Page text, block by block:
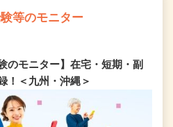
等のモニター
のモニター】在宅・短期・副
！＜九州・沖縄＞